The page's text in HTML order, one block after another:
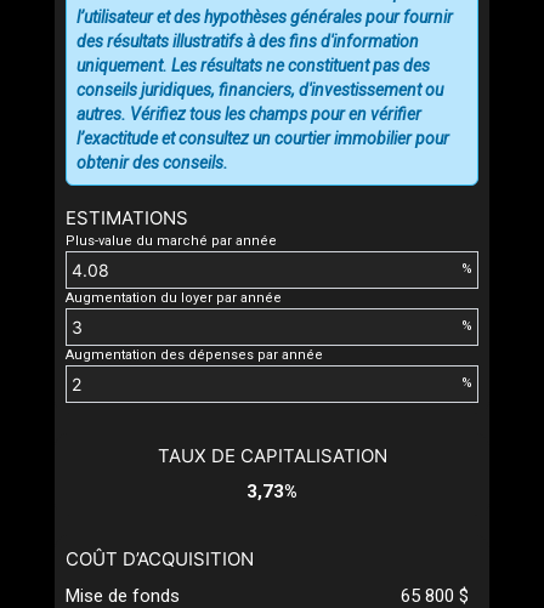
ESTIMATIONS
Plus-value du marché par année
%
Augmentation du loyer par année
%
Augmentation des dépenses par année
%
l’utilisateur et des hypothèses générales pour fournir
des résultats illustratifs à des fins d'information
uniquement. Les résultats ne constituent pas des
conseils juridiques, financiers, d'investissement ou
autres. Vérifiez tous les champs pour en vérifier
l’exactitude et consultez un courtier immobilier pour
obtenir des conseils.
TAUX DE CAPITALISATION
3,73%
COÛT D’ACQUISITION
Mise de fonds
65 800 $